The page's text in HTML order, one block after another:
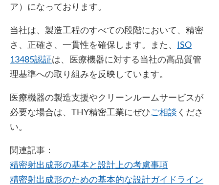
ア）になっております。
当社は、製造工程のすべての段階において、精密
さ、正確さ、一貫性を確保します。また、 ISO
13485認証は、医療機器に対する当社の高品質管
理基準への取り組みを反映しています。
医療機器の製造支援やクリーンルームサービスが
必要な場合は、THY精密工業にぜひご相談 くださ
い。
関連記事：
精密射出成形の基本と設計上の考慮事項
精密射出成形のための基本的な設計ガイドライン